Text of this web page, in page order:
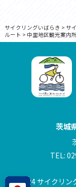
サイクリングいばらき > サ
ルート > 中里地区観光案内
茨城
TEL:
© 2024 サイクリン